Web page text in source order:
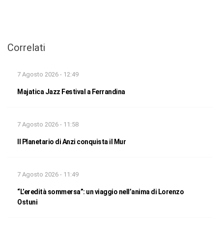
Correlati
7 Agosto 2026 - 12:49
Majatica Jazz Festival a Ferrandina
7 Agosto 2026 - 11:58
Il Planetario di Anzi conquista il Mur
7 Agosto 2026 - 11:49
“L’eredità sommersa”: un viaggio nell’anima di Lorenzo
Ostuni